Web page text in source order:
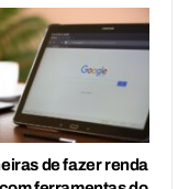
de fazer renda